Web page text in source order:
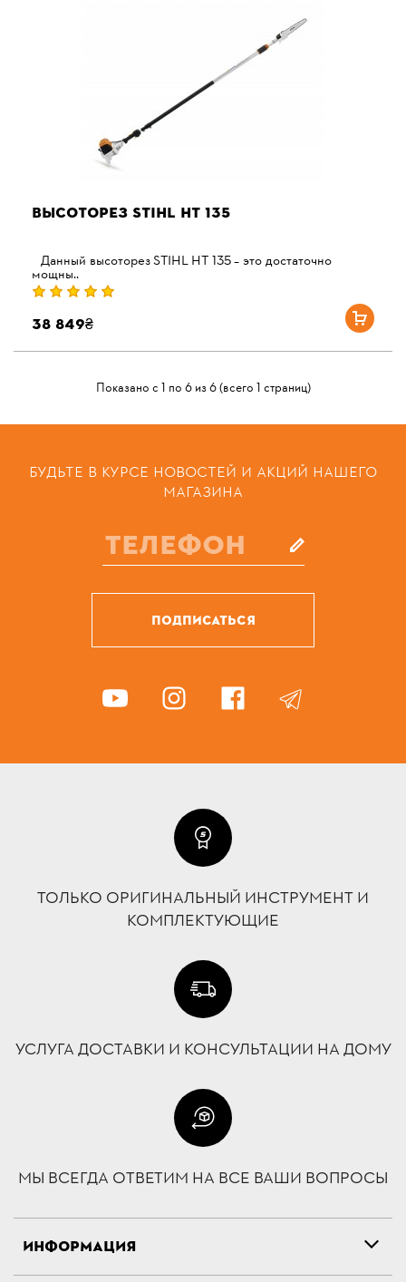
ВЫСОТОРЕЗ STIHL HT 135
Данный высоторез STIHL HT 135 – это достаточно
мощны..
38 849₴
Показано с 1 по 6 из 6 (всего 1 страниц)
БУДЬТЕ В КУРСЕ НОВОСТЕЙ И АКЦИЙ НАШЕГО
МАГАЗИНА
ПОДПИСАТЬСЯ
ТОЛЬКО ОРИГИНАЛЬНЫЙ ИНСТРУМЕНТ И
КОМПЛЕКТУЮЩИЕ
УСЛУГА ДОСТАВКИ И КОНСУЛЬТАЦИИ НА ДОМУ
МЫ ВСЕГДА ОТВЕТИМ НА ВСЕ ВАШИ ВОПРОСЫ
ИНФОРМАЦИЯ